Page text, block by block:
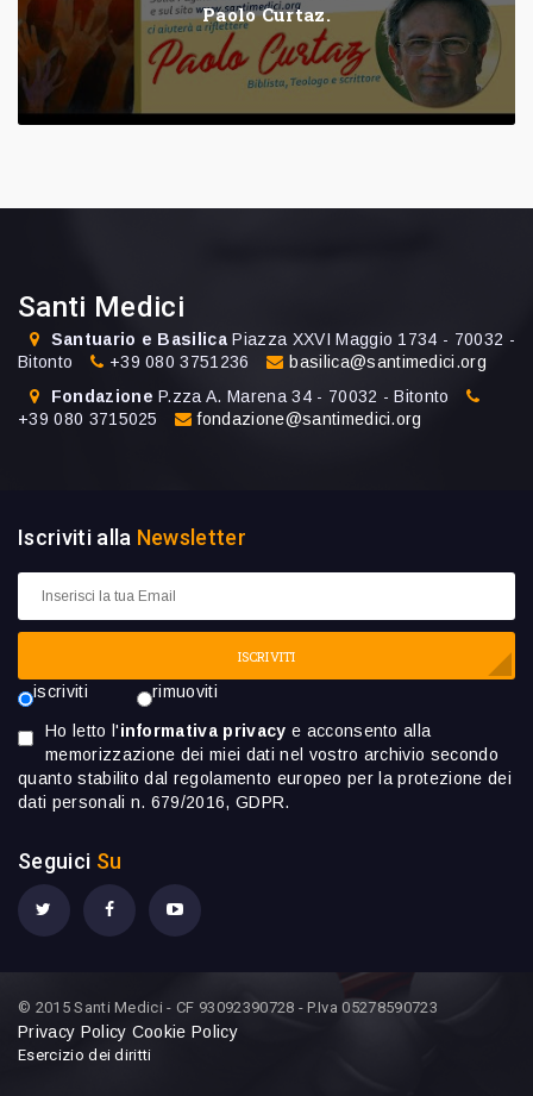
Paolo Curtaz.
Santi Medici
Santuario e Basilica Piazza XXVI Maggio 1734 - 70032 -
Bitonto
+39 080 3751236
basilica@santimedici.org
Fondazione P.zza A. Marena 34 - 70032 - Bitonto
+39 080 3715025
fondazione@santimedici.org
Iscriviti alla Newsletter
ISCRIVITI
iscriviti rimuoviti
Ho letto l'informativa privacy e acconsento alla
memorizzazione dei miei dati nel vostro archivio secondo
quanto stabilito dal regolamento europeo per la protezione dei
dati personali n. 679/2016, GDPR.
Seguici Su
© 2015 Santi Medici - CF 93092390728 - P.Iva 05278590723
Privacy Policy Cookie Policy
Esercizio dei diritti